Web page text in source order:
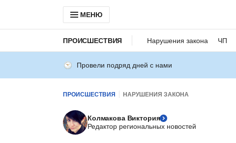
МЕНЮ
ПРОИСШЕСТВИЯ Нарушения закона ЧП
Провели подряд дней с нами
ПРОИСШЕСТВИЯ НАРУШЕНИЯ ЗАКОНА
Колмакова Виктория
Редактор региональных новостей